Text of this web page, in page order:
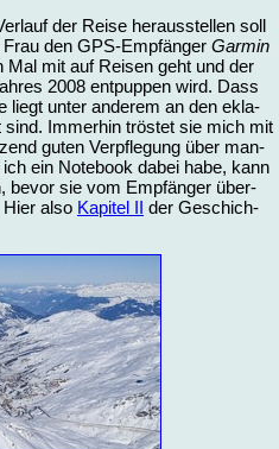
der Rei­se her­aus­stel­len soll
den GPS-Emp­fän­ger Gar­min
Mal mit auf Rei­sen geht und der
2008 ent­pup­pen wird. Dass
liegt un­ter an­de­rem an den ekla­
Im­mer­hin trös­tet sie mich mit
gu­ten Ver­pfle­gung über man­
ein No­te­book da­bei ha­be, kann
be­vor sie vom Emp­fän­ger über­
al­so Ka­pi­tel II der Ge­schich­